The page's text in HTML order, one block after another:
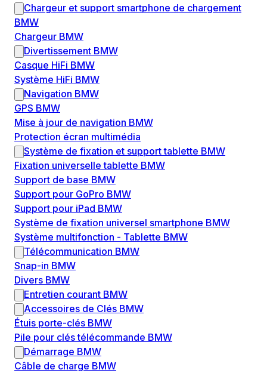
Chargeur et support smartphone de chargement
BMW
Chargeur BMW
Divertissement BMW
Casque HiFi BMW
Système HiFi BMW
Navigation BMW
GPS BMW
Mise à jour de navigation BMW
Protection écran multimédia
Système de fixation et support tablette BMW
Fixation universelle tablette BMW
Support de base BMW
Support pour GoPro BMW
Support pour iPad BMW
Système de fixation universel smartphone BMW
Système multifonction - Tablette BMW
Télécommunication BMW
Snap-in BMW
Divers BMW
Entretien courant BMW
Accessoires de Clés BMW
Étuis porte-clés BMW
Pile pour clés télécommande BMW
Démarrage BMW
Câble de charge BMW